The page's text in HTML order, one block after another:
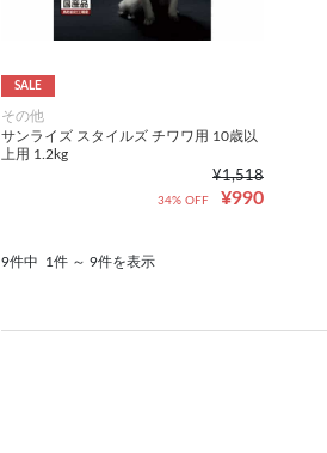
SALE
その他
サンライズ スタイルズ チワワ用 10歳以
上用 1.2kg
¥1,518
¥990
34% OFF
9件中 1件 ～ 9件を表示